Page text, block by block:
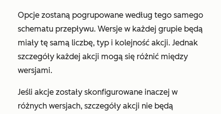
Opcje zostaną pogrupowane według tego samego
schematu przepływu. Wersje w każdej grupie będą
miały tę samą liczbę, typ i kolejność akcji. Jednak
szczegóły każdej akcji mogą się różnić między
wersjami.
Jeśli akcje zostały skonfigurowane inaczej w
różnych wersjach, szczegóły akcji nie będą